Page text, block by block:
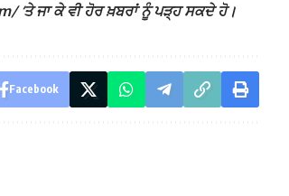
ਜਾ ਕੇ ਵੀ ਹੋਰ ਖ਼ਬਰਾਂ ਨੂੰ ਪੜ੍ਹ ਸਕਦੇ ਹੋ।
Facebook